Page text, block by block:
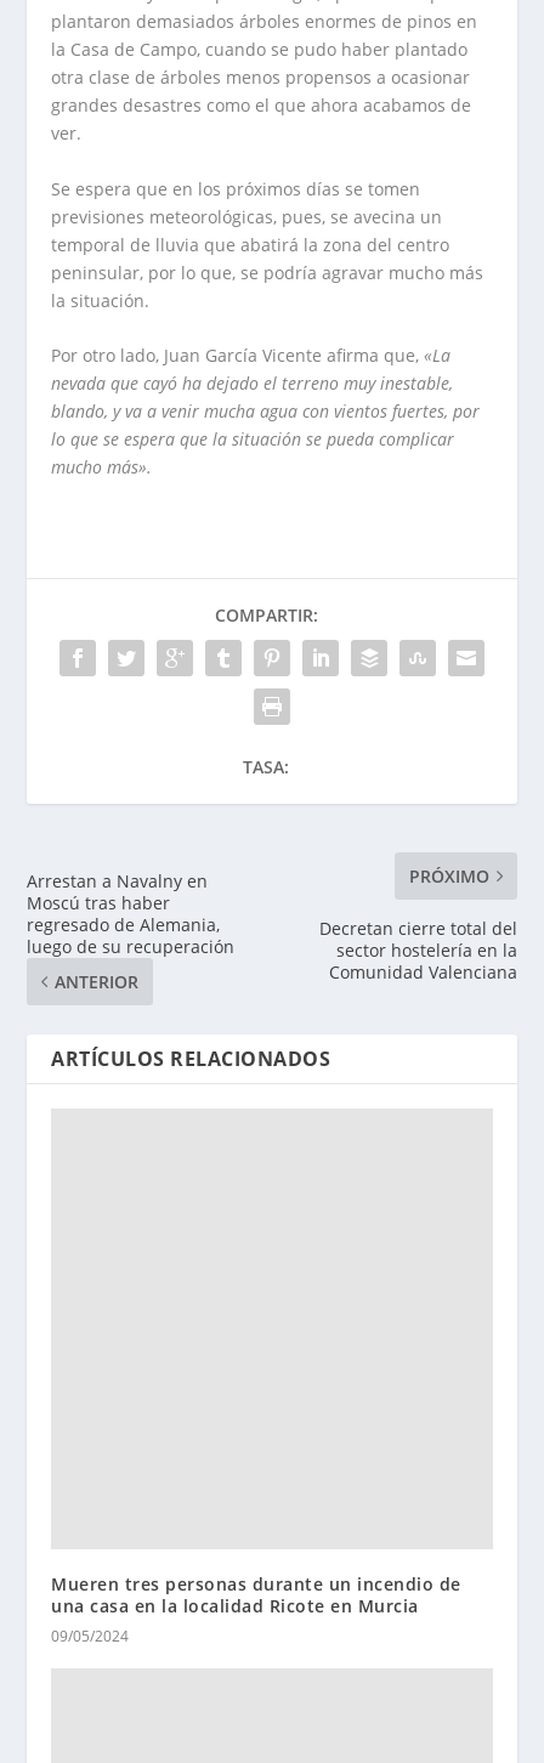
plantaron demasiados árboles enormes de pinos en
la Casa de Campo, cuando se pudo haber plantado
otra clase de árboles menos propensos a ocasionar
grandes desastres como el que ahora acabamos de
ver.
Se espera que en los próximos días se tomen
previsiones meteorológicas, pues, se avecina un
temporal de lluvia que abatirá la zona del centro
peninsular, por lo que, se podría agravar mucho más
la situación.
Por otro lado, Juan García Vicente afirma que,«La
nevada que cayó ha dejado el terreno muy inestable,
blando, y va a venir mucha agua con vientos fuertes, por
lo que se espera que la situación se pueda complicar
mucho más».
COMPARTIR:
TASA:
Arrestan a Navalny en
Moscú tras haber
regresado de Alemania,
luego de su recuperación
ANTERIOR
PRÓXIMO
Decretan cierre total del
sector hostelería en la
Comunidad Valenciana
ARTÍCULOS RELACIONADOS
Mueren tres personas durante un incendio de
una casa en la localidad Ricote en Murcia
09/05/2024